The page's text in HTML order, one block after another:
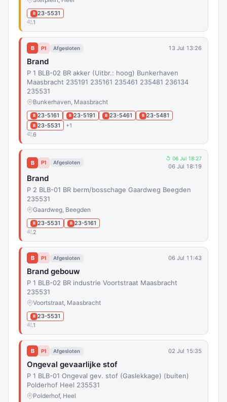
B 23-5531
1
B P1 Afgesloten 13 Jul 13:26
Brand
P 1 BLB-02 BR akker (Uitbr.: hoog) Bunkerhaven
Maasbracht 235191 235161 235461 235481 236134
235531
Bunkerhaven, Maasbracht
B 23-5161 B 23-5191 B 23-5461 B 23-5481
B 23-5531
+1
6
B P1 Afgesloten
↺ 06 Jul 18:27
06 Jul 18:19
Brand
P 2 BLB-01 BR berm/bosschage Gaardweg Beegden
235531
Gaardweg, Beegden
B 23-5531 B 23-5161
2
B P1 Afgesloten 06 Jul 11:43
Brand gebouw
P 1 BLB-02 BR industrie Voortstraat Maasbracht
235531
Voortstraat, Maasbracht
B 23-5531
1
B P1 Afgesloten 02 Jul 15:35
Ongeval gevaarlijke stof
P 1 BLB-01 Ongeval gev. stof (Gaslekkage) (buiten)
Polderhof Heel 235531
Polderhof, Heel